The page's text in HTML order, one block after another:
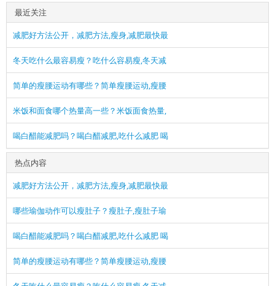
最近关注
减肥好方法公开，减肥方法,瘦身,减肥最快最
冬天吃什么最容易瘦？吃什么容易瘦,冬天减
简单的瘦腰运动有哪些？简单瘦腰运动,瘦腰
米饭和面食哪个热量高一些？米饭面食热量,
喝白醋能减肥吗？喝白醋减肥,吃什么减肥 喝
热点内容
减肥好方法公开，减肥方法,瘦身,减肥最快最
哪些瑜伽动作可以瘦肚子？瘦肚子,瘦肚子瑜
喝白醋能减肥吗？喝白醋减肥,吃什么减肥 喝
简单的瘦腰运动有哪些？简单瘦腰运动,瘦腰